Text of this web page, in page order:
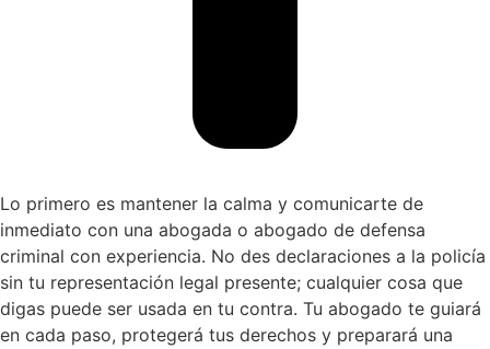
Lo primero es mantener la calma y comunicarte de
inmediato con una abogada o abogado de defensa
criminal con experiencia. No des declaraciones a la policía
sin tu representación legal presente; cualquier cosa que
digas puede ser usada en tu contra. Tu abogado te guiará
en cada paso, protegerá tus derechos y preparará una